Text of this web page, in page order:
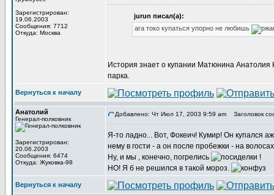
Зарегистрирован:
19.06.2003
Сообщения: 7712
Откуда: Москва
jurun писал(а):
ага токо купаться упорно не любишь
История знает о купании Матюнина Анатолия
парка.
Вернуться к началу
Анатолий
Генерал-полковник
Зарегистрирован:
20.06.2003
Сообщения: 6474
Откуда: Жуковка-98
Добавлено: Чт Июл 17, 2003 9:59 am Заголовок
Я-то ладно... Вот, Фокеич! Кумир! Он купался
нему в гости - а он после пробежки - на
Ну, и мы , конечно, погрелись
!
НО! Я б не решился в такой мороз.
Вернуться к началу